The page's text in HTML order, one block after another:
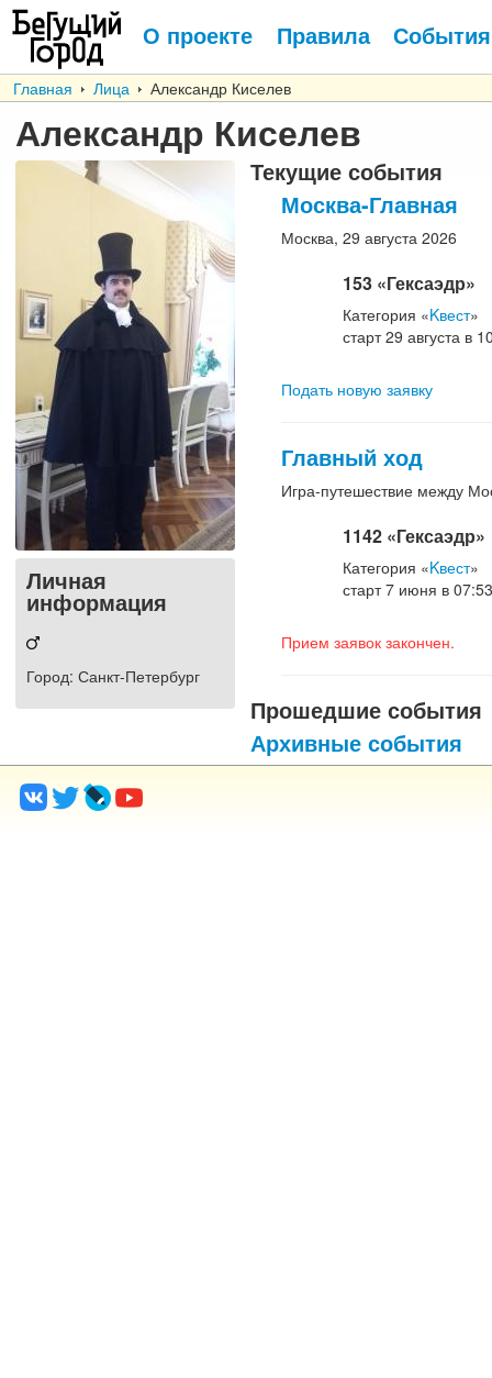
О проекте Правила События
Главная Лица Александр Киселев
Александр Киселев
Личная
информация
Город: Санкт-Петербург
Текущие события
Москва-Главная
Москва, 29 августа 2026
153 «Гексаэдр»
Категория «Kвест»
старт29 августа в
Подать новую заявку
Главный ход
Игра-путешествие между
1142
Категория «Kвест»
старт7 июня в 07:53
Прием заявок закончен.
Прошедшие события
Архивные события